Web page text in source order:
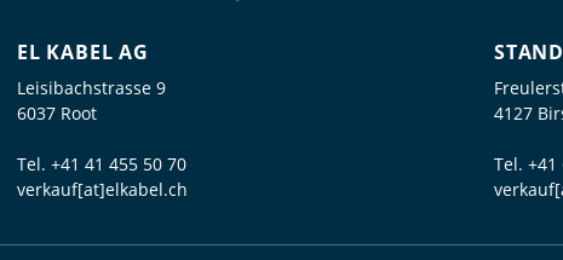
EL KABEL AG
Leisibachstrasse 9
6037 Root
Tel. +41 41 455 50 70
verkauf[at]elkabel.ch
4127
Tel. +41